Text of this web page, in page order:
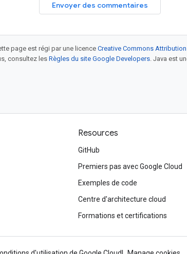
Envoyer des commentaires
page est régi par une licence Creative Commons
consultez les Règles du site Google Developers. Java est
Resources
GitHub
Premiers pas avec Google Cloud
Exemples de code
Centre d'architecture cloud
Formations et certifications